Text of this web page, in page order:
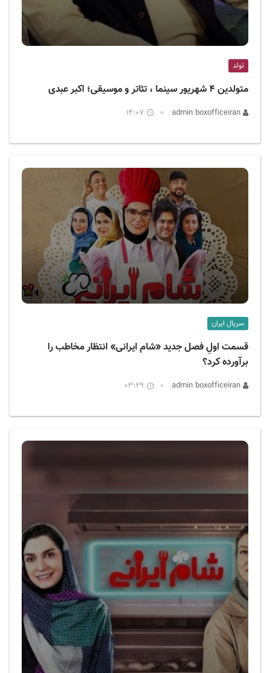
تولد
متولدین ۴ شهریور سینما ، تئاتر و موسیقی؛ اکبر عبدی
14:07
سریال ایران
قسمت اولِ فصل جدید «شام ایرانی» انتظار مخاطب را
برآورده کرد؟
03:29